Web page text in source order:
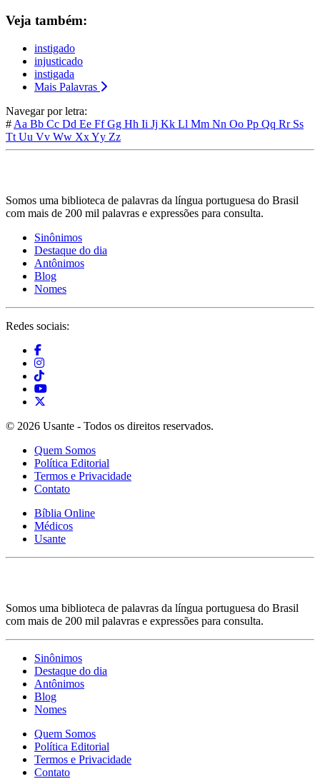
Veja também:
instigado
injusticado
instigada
Mais Palavras
Navegar por letra:
# Aa Bb Cc Dd Ee FfGg Hh Ii Jj Kk Ll Mm Nn Oo Pp Qq Rr Ss
Tt Uu Vv Ww XxYy Zz
Somos uma biblioteca de palavras da língua portuguesa do Brasil
com mais de 200 mil palavras e expressões para consulta.
Sinônimos
Destaque do dia
Antônimos
Blog
Nomes
Redes sociais:
© 2026 Usante - Todos os direitos reservados.
Quem Somos
Política Editorial
Termos e Privacidade
Contato
Bíblia Online
Médicos
Usante
Somos uma biblioteca de palavras da língua portuguesa do Brasil
com mais de 200 mil palavras e expressões para consulta.
Sinônimos
Destaque do dia
Antônimos
Blog
Nomes
Quem Somos
Política Editorial
Termos e Privacidade
Contato